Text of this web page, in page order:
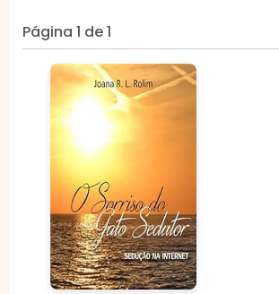
Página 1 de 1